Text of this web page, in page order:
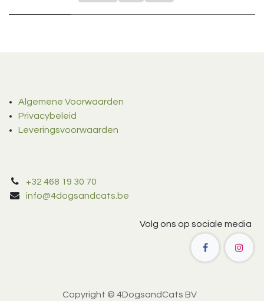
Algemene Voorwaarden
Privacybeleid
Leveringsvoorwaarden
+32 468 19 30 70
info@4dogsandcats.be
Volg ons op sociale media
Copyright © 4DogsandCats BV